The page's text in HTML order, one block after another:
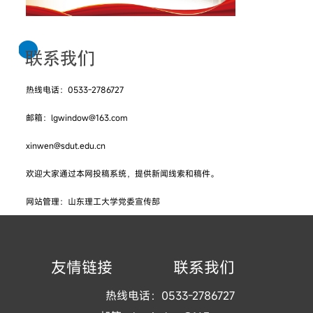
热线电话：0533-2786727
邮箱：lgwindow@163.com
xinwen@sdut.edu.cn
欢迎大家通过本网投稿系统，提供新闻线索和稿件。
网站管理：山东理工大学党委宣传部
友情链接 联系我们
热线电话：0533-2786727